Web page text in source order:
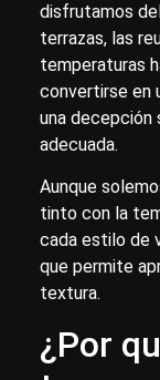
disfrutamos
terrazas, las
temperaturas
convertirse en
una decepción
adecuada.
Aunque
tinto con la
cada estilo de
que permite
textura.
¿Por